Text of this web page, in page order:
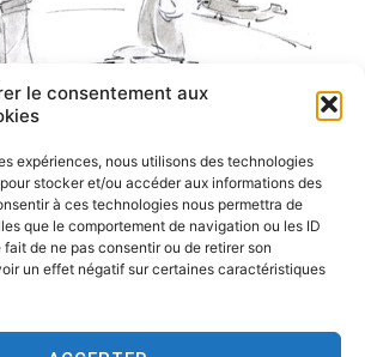
le consentement aux
expériences, nous utilisons des technologies
stocker et/ou accéder aux informations des
à ces technologies nous permettra de
que le comportement de navigation ou les ID
de ne pas consentir ou de retirer son
un effet négatif sur certaines caractéristiques